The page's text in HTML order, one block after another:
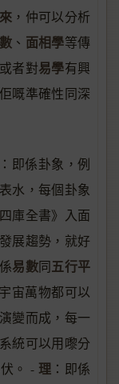
，仲可以分析
、 面相學等傳
或者對易學有興
嘅準確性同深
：即係卦象，例
水，每個卦象
庫全書》入面
展趨勢，就好
易數同五行平
宙萬物都可以
變而成，每一
統可以用嚟分
。 - 理 ：即係